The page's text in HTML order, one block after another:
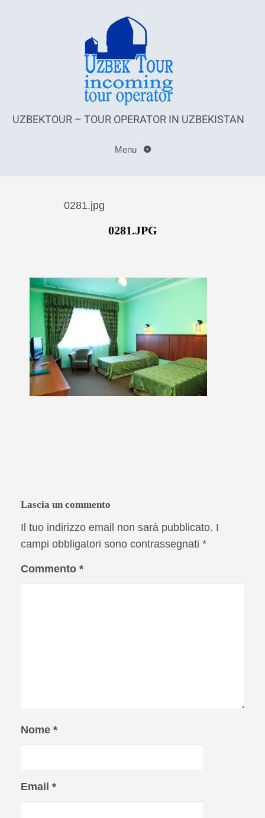
UZBEKTOUR – TOUR OPERATOR IN UZBEKISTAN
Menu
0281.jpg
0281.JPG
Lascia un commento
Il tuo indirizzo email non sarà pubblicato. I
campi obbligatori sono contrassegnati *
Commento *
Nome *
Email *